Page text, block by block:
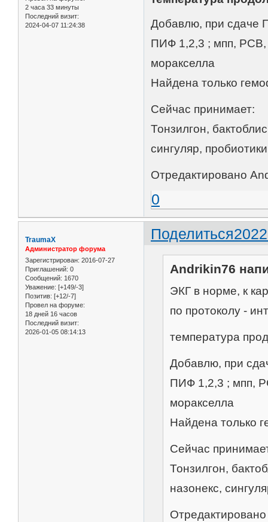
2 часа 33 минуты
Последний визит:
2024-04-07 11:24:38
Добавлю, при сдаче
ПИФ 1,2,3 ; мпп, РСВ,
моракселла
Найдена только
Сейчас принимает:
Тонзилгон,
сингуляр, пробиотики
Отредактировано
0
Поделиться
TraumaX
Администратор форума
Зарегистрирован: 2016-07-27
Приглашений: 0
Сообщений: 1670
Уважение: [+149/-3]
Позитив: [+12/-7]
Провел на форуме:
18 дней 16 часов
Последний визит:
2026-01-05 08:14:13
Andrikin76
ЭКГ в норме, к
по протоколу -
температура
Добавлю, при
ПИФ 1,2,3 ; мпп,
моракселла
Найдена только
Сейчас
Тонзилгон,
назонекс,